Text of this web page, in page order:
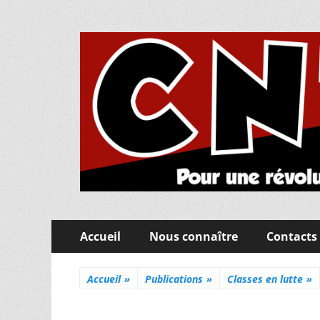
CNT Fédération
Pour une révolution sociale, éducative et
Menu
principal
Accueil Nous connaître
Accueil » Publications » Classes en lutte »